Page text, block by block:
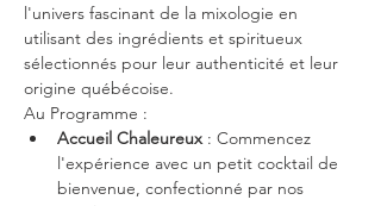
l'univers fascinant de la mixologie en
utilisant des ingrédients et spiritueux
sélectionnés pour leur authenticité et leur
origine québécoise.
Au Programme :
Accueil Chaleureux : Commencez
l'expérience avec un petit cocktail de
bienvenue, confectionné par nos